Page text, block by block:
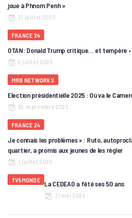
joue à Phnom Penh »
21 juillet 2026
FRANCE 24
OTAN: Donald Trump critique… et tempère •
9 juillet 2026
MRB NETWORKS
Election présidentielle 2025 : Où va le
29 septembre 2025
FRANCE 24
Je connais les problèmes » : Ruto,
quartier, a promis aux jeunes de les régler
1 juillet 2025
TV5MONDE La CEDEAO a fêté ses 50 ans
31 mai 2025